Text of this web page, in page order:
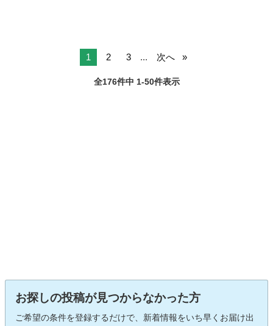
1 2 3 ... 次へ
全176件中 1-50件表示
お探しの投稿が見つからなかった方
ご希望の条件を登録するだけで、新着情報をいち早くお届け出